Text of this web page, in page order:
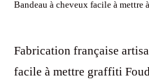
Bandeau à cheveux facile à mettre
Fabrication française
facile à mettre graffiti